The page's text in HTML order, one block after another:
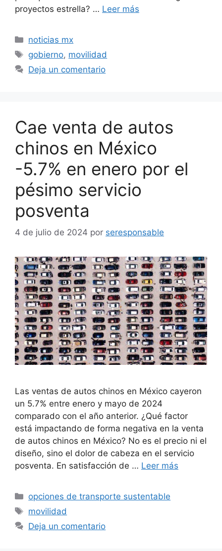
proyectos estrella? … Leer más
Categorías
noticias mx
Etiquetas
gobierno, movilidad
Deja un comentario
Cae venta de autos
chinos en México
-5.7% en enero por el
pésimo servicio
posventa
4 de julio de 2024 por seresponsable
Las ventas de autos chinos en México cayeron
un 5.7% entre enero y mayo de 2024
comparado con el año anterior. ¿Qué factor
está impactando de forma negativa en la venta
de autos chinos en México? No es el precio ni el
diseño, sino el dolor de cabeza en el servicio
posventa. En satisfacción de … Leer más
Categorías
opciones de transporte sustentable
Etiquetas
movilidad
Deja un comentario